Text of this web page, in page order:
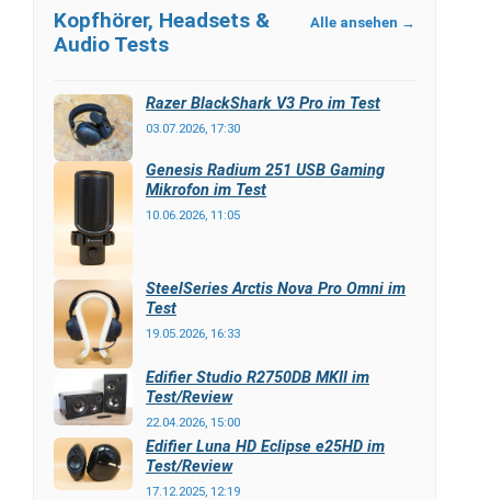
Kopfhörer, Headsets &
Audio Tests
Alle ansehen →
Razer BlackShark V3 Pro im Test
03.07.2026, 17:30
Genesis Radium 251 USB Gaming
Mikrofon im Test
10.06.2026, 11:05
SteelSeries Arctis Nova Pro Omni im
Test
19.05.2026, 16:33
Edifier Studio R2750DB MKII im
Test/Review
22.04.2026, 15:00
Edifier Luna HD Eclipse e25HD im
Test/Review
17.12.2025, 12:19